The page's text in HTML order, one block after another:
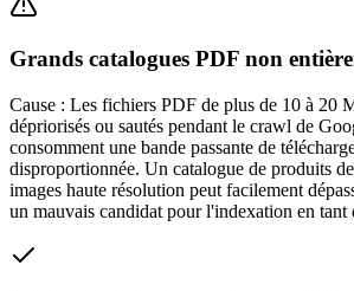
Grands catalogues PDF non
Cause : Les fichiers PDF de plus de 10 à 20
dépriorisés ou sautés pendant le crawl de
consomment une bande passante de
disproportionnée. Un catalogue de produits
images haute résolution peut facilement
un mauvais candidat pour l'indexation en tant